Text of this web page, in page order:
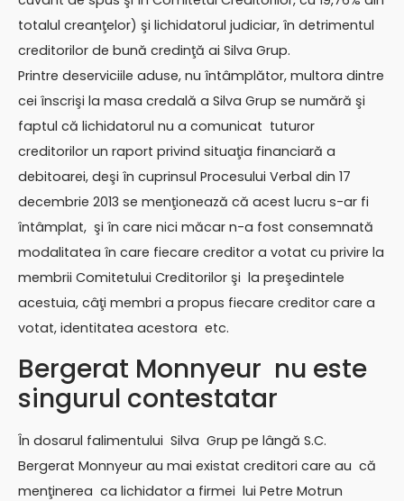
totalul creanţelor) şi lichidatorul judiciar, în detrimentul
creditorilor de bună credinţă ai Silva Grup.
Printre deserviciile aduse, nu întâmplător, multora dintre
cei înscrişi la masa credală a Silva Grup se numără şi
faptul că lichidatorul nu a comunicat tuturor
creditorilor un raport privind situaţia financiară a
debitoarei, deşi în cuprinsul Procesului Verbal din 17
decembrie 2013 se menţionează că acest lucru s-ar fi
întâmplat, şi în care nici măcar n-a fost consemnată
modalitatea în care fiecare creditor a votat cu privire la
membrii Comitetului Creditorilor şi la preşedintele
acestuia, câţi membri a propus fiecare creditor care a
votat, identitatea acestora etc.
Bergerat Monnyeur nu este
singurul contestatar
În dosarul falimentului Silva Grup pe lângă S.C.
Bergerat Monnyeur au mai existat creditori care au că
menţinerea ca lichidator a firmei lui Petre Motrun